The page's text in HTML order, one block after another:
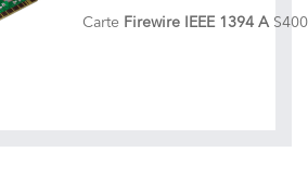
Carte Firewire IEEE 1394 A